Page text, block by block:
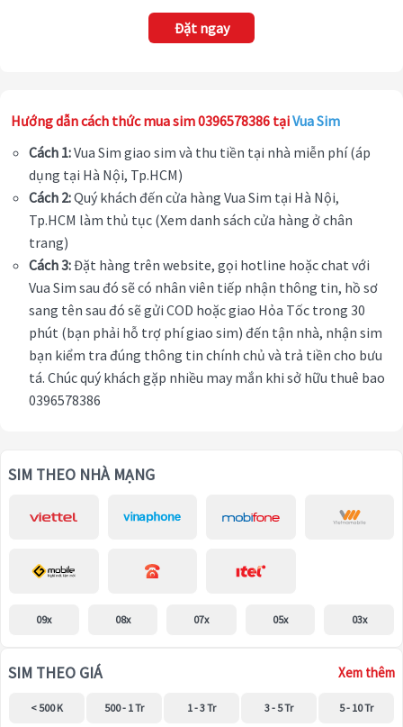
Đặt ngay
Hướng dẫn cách thức mua sim 0396578386 tạiVua Sim
Cách 1:Vua Sim giao sim và thu tiền tại nhà miễn phí (áp
dụng tại Hà Nội, Tp.HCM)
Cách 2:Quý khách đến cửa hàng Vua Sim tại Hà Nội,
Tp.HCM làm thủ tục (Xem danh sách cửa hàng ở chân
trang)
Cách 3:Đặt hàng trên website, gọi hotline hoặc chat với
Vua Sim sau đó sẽ có nhân viên tiếp nhận thông tin, hồ sơ
sang tên sau đó sẽ gửi COD hoặc giao Hỏa Tốc trong 30
phút (bạn phải hỗ trợ phí giao sim) đến tận nhà, nhận sim
bạn kiểm tra đúng thông tin chính chủ và trả tiền cho bưu
tá. Chúc quý khách gặp nhiều may mắn khi sở hữu thuê bao
0396578386
SIM THEO NHÀ MẠNG
09x 08x 07x 05x 03x
SIM THEO GIÁ Xem thêm
< 500 K 500 - 1 Tr 1 - 3 Tr 3 - 5 Tr 5 - 10 Tr